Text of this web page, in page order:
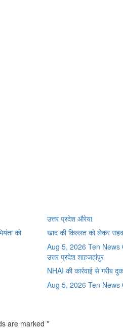
को
उत्तर प्रदेश औरेया
खाद की किल्लत को लेकर
Aug 5, 2026 Ten News
उत्तर प्रदेश शाहजहांपुर
NHAI की कार्रवाई से गरीब
Aug 5, 2026 Ten News
are marked *